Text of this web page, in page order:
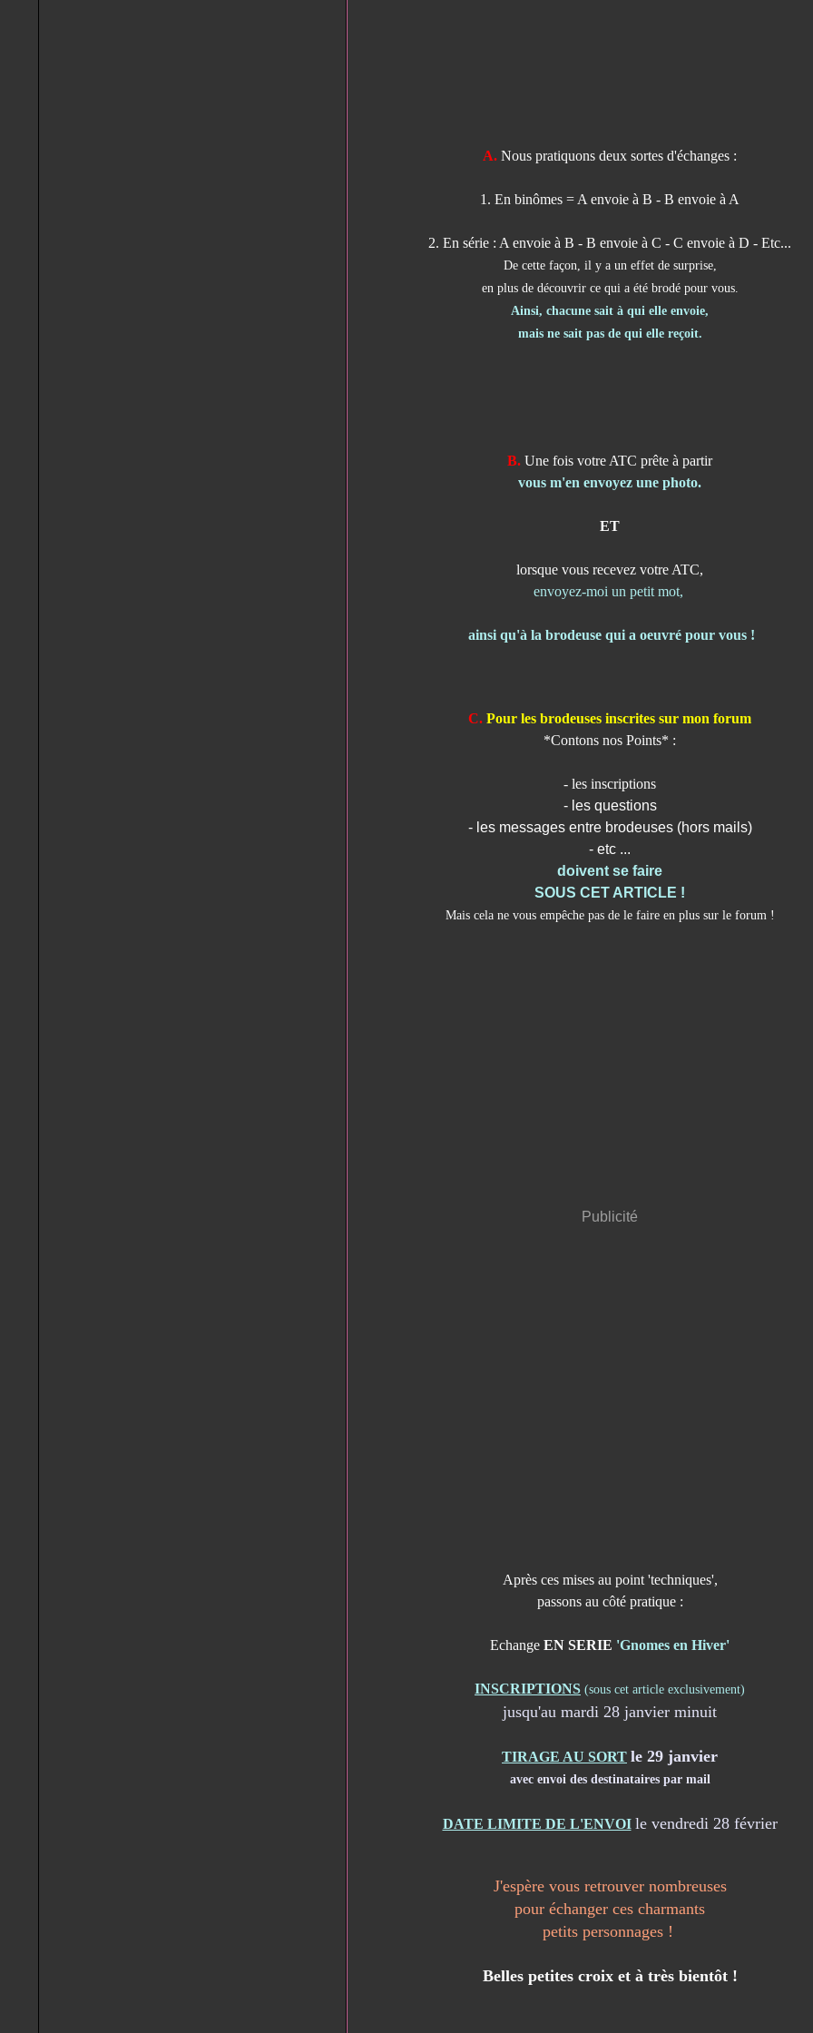
A. Nous pratiquons deux sortes d'échanges :
1. En binômes = A envoie à B - B envoie à A
2. En série : A envoie à B - B envoie à C - C envoie à D - Etc...
De cette façon, il y a un effet de surprise,
en plus de découvrir ce qui a été brodé pour vous.
Ainsi, chacune sait à qui elle envoie,
mais ne sait pas de qui elle reçoit.
B. Une fois votre ATC prête à partir
vous m'en envoyez une photo.
ET
lorsque vous recevez votre ATC,
envoyez-moi un petit mot,
ainsi qu'à la brodeuse qui a oeuvré pour vous !
C. Pour les brodeuses inscrites sur mon forum
*Contons nos Points* :
- les inscriptions
- les questions
- les messages entre brodeuses (hors mails)
- etc ...
doivent se faire
SOUS CET ARTICLE !
Mais cela ne vous empêche pas de le faire en plus sur le forum !
Publicité
Après ces mises au point 'techniques',
passons au côté pratique :
Echange EN SERIE 'Gnomes en Hiver'
INSCRIPTIONS (sous cet article exclusivement)
jusqu'au mardi 28 janvier minuit
TIRAGE AU SORT le 29 janvier
avec envoi des destinataires par mail
DATE LIMITE DE L'ENVOI le vendredi 28 février
J'espère vous retrouver nombreuses
pour échanger ces charmants
petits personnages !
Belles petites croix et à très bientôt !